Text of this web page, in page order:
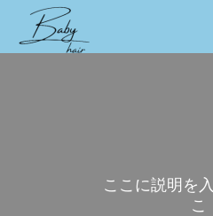
こ こ に説明を 入
こに